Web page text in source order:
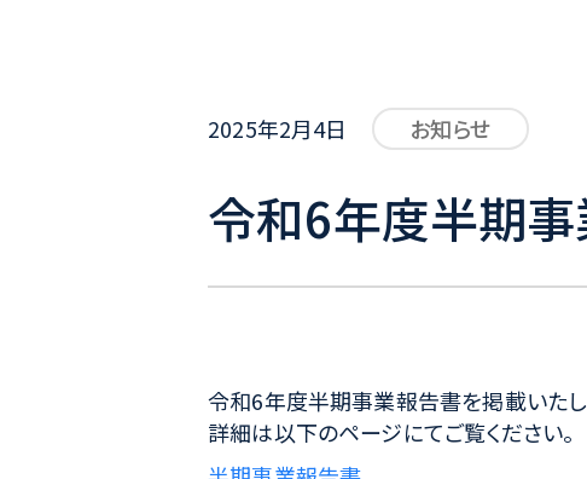
2025年2月4日 お知らせ
令和6年度半期事
令和6年度半期事業報告書を掲載いたし
詳細は以下のページにてご覧ください。